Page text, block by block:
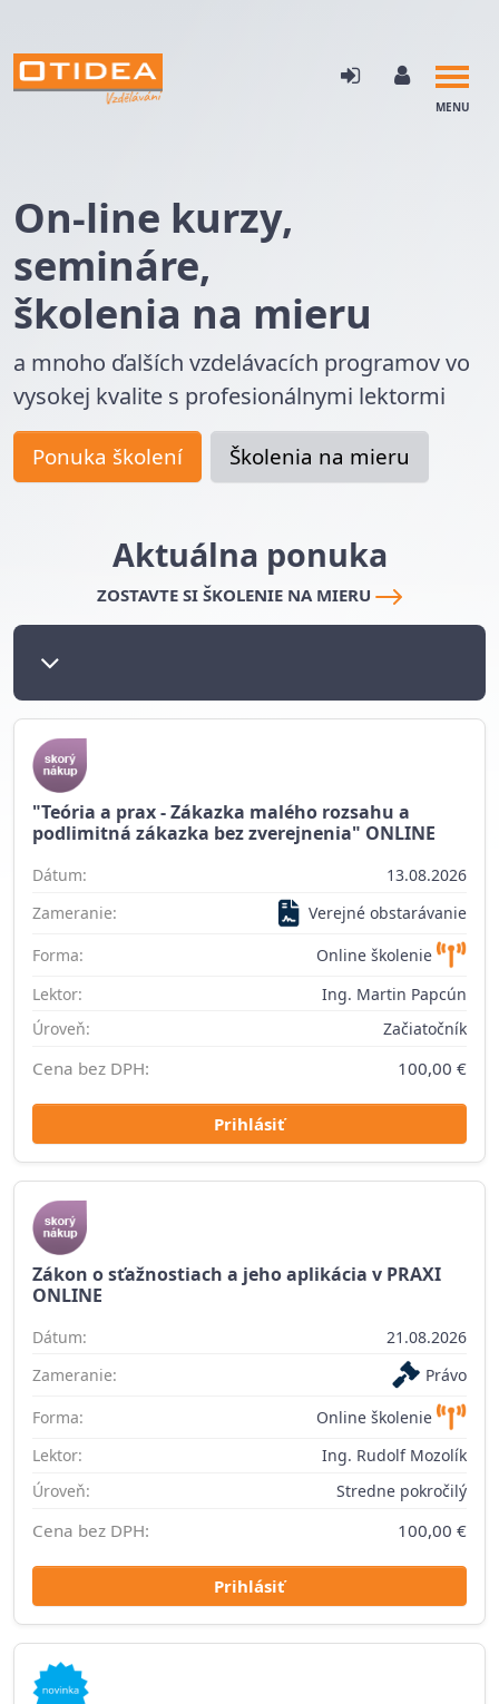
MENU
On-line kurzy,
semináre,
školenia na mieru
a mnoho ďalších vzdelávacích programov vo
vysokej kvalite s profesionálnymi lektormi
Ponuka školení Školenia na mieru
Aktuálna ponuka
ZOSTAVTE SI ŠKOLENIE NA MIERU
"Teória a prax - Zákazka malého rozsahu a
podlimitná zákazka bez zverejnenia" ONLINE
Dátum:
13.08.2026
Zameranie:
Verejné obstarávanie
Forma:
Online školenie
Lektor:
Ing. Martin Papcún
Úroveň:
Začiatočník
Cena bez DPH: 100,00 €
Prihlásiť
Zákon o sťažnostiach a jeho aplikácia v PRAXI
ONLINE
Dátum:
21.08.2026
Zameranie:
Právo
Forma:
Online školenie
Lektor:
Ing. Rudolf Mozolík
Úroveň:
Stredne pokročilý
Cena bez DPH: 100,00 €
Prihlásiť